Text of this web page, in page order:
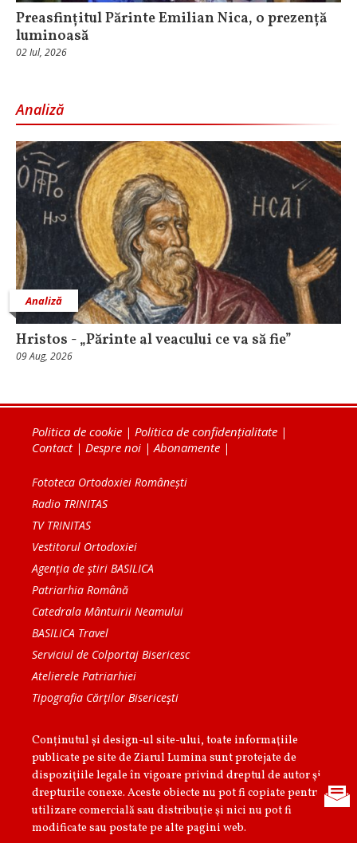
Preasfințitul Părinte Emilian Nica, o prezență
luminoasă
02 Iul, 2026
Analiză
Analiză
Hristos - „Părinte al veacului ce va să fie”
09 Aug, 2026
Politica de cookie | Politica de confidențialitate |
Contact| Despre noi |Abonamente |
Fototeca Ortodoxiei Românești
Radio TRINITAS
TV TRINITAS
Vestitorul Ortodoxiei
Agenţia de ştiri BASILICA
Patriarhia Română
Catedrala Mântuirii Neamului
BASILICA Travel
Serviciul de Colportaj Bisericesc
Atelierele Patriarhiei
Tipografia Cărţilor Bisericeşti
Conținutul și design-ul site-ului, toate informaţiile
publicate pe site de Ziarul Lumina sunt protejate de
dispoziţiile legale în vigoare privind dreptul de autor şi
drepturile conexe. Aceste obiecte nu pot fi copiate pentru
utilizare comercială sau distribuţie şi nici nu pot fi
modificate sau postate pe alte pagini web.